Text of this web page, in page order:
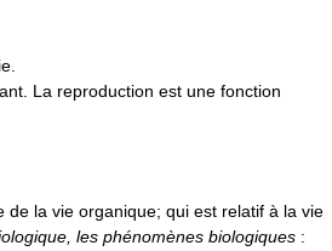
La reproduction est une fonction
de la vie organique; qui est relatif à la vie
les phénomènes biologiques :